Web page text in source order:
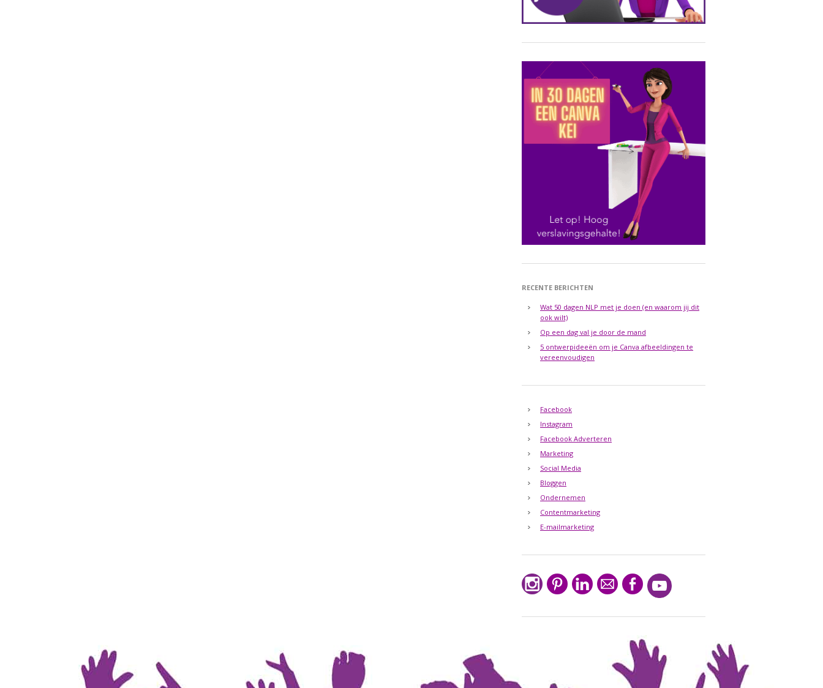
RECENTE BERICHTEN
Wat 50 dagen NLP met je doen (en waarom jij dit
ook wilt)
Op een dag val je door de mand
5 ontwerpideeën om je Canva afbeeldingen te
vereenvoudigen
Facebook
Instagram
Facebook Adverteren
Marketing
Social Media
Bloggen
Ondernemen
Contentmarketing
E-mailmarketing